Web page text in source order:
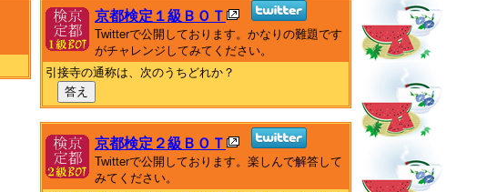
京都検定１級ＢＯＴ
Twitterで公開しております。かなりの難題です
がチャレンジしてみてください。
引接寺の通称は、次のうちどれか？
答え
京都検定２級ＢＯＴ
Twitterで公開しております。楽しんで解答して
みてください。